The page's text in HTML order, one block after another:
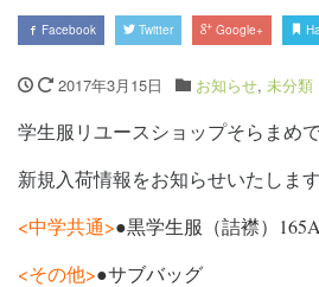
Facebook Twitter Google+
2017年3月15日 お知らせ, 未分類
学生服リユースショップそらまめ
新規入荷情報をお知らせいたします
<中学共通>●黒学生服（詰襟）
<その他>●サブバッグ